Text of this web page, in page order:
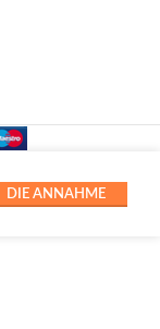
DIE ANNAHME